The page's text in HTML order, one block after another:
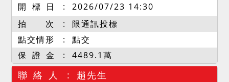
開 標 日
2026/07/23 14:30
拍 次
限通訊投標
點交情形
點交
保 證 金
4489.1萬
聯 絡 人 趙先生